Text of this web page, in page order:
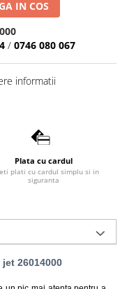
IN COS
/ 0746 080 067
informatii
Plata cu cardul
plati cu cardul simplu si in
siguranta
26014000